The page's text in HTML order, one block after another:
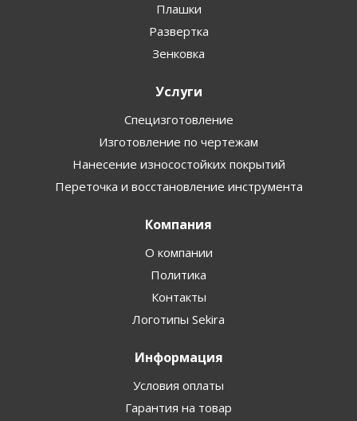
Плашки
Развертка
Зенковка
Услуги
Специзготовление
Изготовление по чертежам
Нанесение износостойких покрытий
Переточка и восстановление инструмента
Компания
О компании
Политика
Контакты
Логотипы Sekira
Информация
Условия оплаты
Гарантия на товар